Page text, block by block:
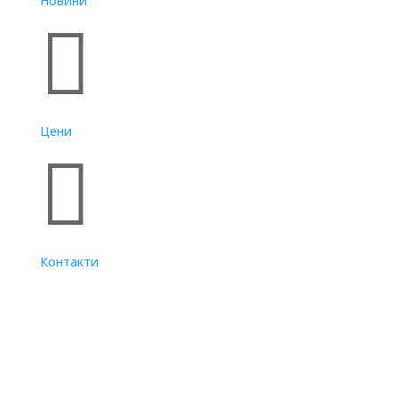

Цени

Контакти